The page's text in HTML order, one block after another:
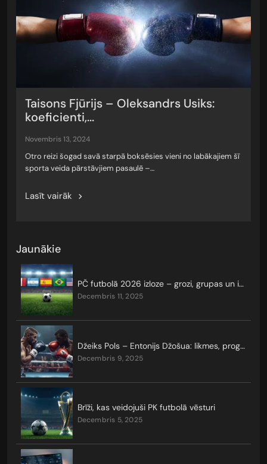
Taisons Fjūrijs – Oleksandrs Usiks:
koeficienti,...
novembris 13, 2024
Otro reizi šogad savā starpā boksēsies vieni no labākajiem šī
sporta veida pārstāvjiem pasaulē –…
Lasīt vairāk
Jaunākie
PČ futbolā 2026 izloze – grozi, grupas un izslēgšanas turnīrs
decembris 11, 2025
Džeiks Pols – Entonijs Džošua: likmes, prognozes, koeficienti
decembris 9, 2025
Brīži, kas veidojuši PK futbolā vēsturi
decembris 5, 2025